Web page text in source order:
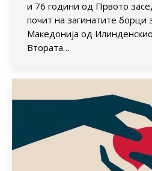
и 76 години од Првото
почит на загинатите борци
Македонија од
Втората…